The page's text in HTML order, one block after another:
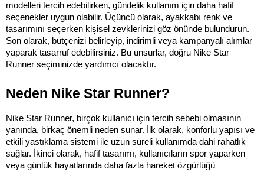
modelleri tercih edebilirken, gündelik kullanım için daha hafif
seçenekler uygun olabilir. Üçüncü olarak, ayakkabı renk ve
tasarımını seçerken kişisel zevklerinizi göz önünde bulundurun.
Son olarak, bütçenizi belirleyip, indirimli veya kampanyalı alımlar
yaparak tasarruf edebilirsiniz. Bu unsurlar, doğru Nike Star
Runner seçiminizde yardımcı olacaktır.
Neden Nike Star Runner?
Nike Star Runner, birçok kullanıcı için tercih sebebi olmasının
yanında, birkaç önemli neden sunar. İlk olarak, konforlu yapısı ve
etkili yastıklama sistemi ile uzun süreli kullanımda dahi rahatlık
sağlar. İkinci olarak, hafif tasarımı, kullanıcıların spor yaparken
veya günlük hayatlarında daha fazla hareket özgürlüğü